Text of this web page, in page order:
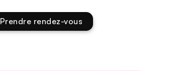
Prendre rendez-vous